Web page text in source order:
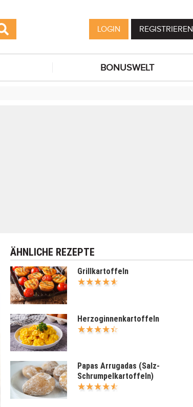
LOGIN REGISTRIEREN
BONUSWELT
ÄHNLICHE REZEPTE
Grillkartoffeln
Herzoginnenkartoffeln
Papas Arrugadas (Salz-
Schrumpelkartoffeln)